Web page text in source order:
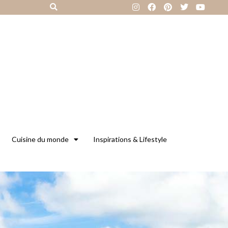
Cuisine du monde Inspirations & Lifestyle